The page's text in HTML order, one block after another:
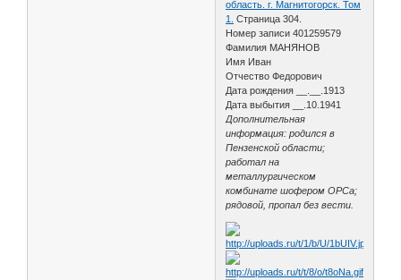
область. г. Магнитогорск. Том
1.
Страница 304.
Номер записи 401259579
Фамилия МАНЯНОВ
Имя Иван
Отчество Федорович
Дата рождения __.__.1913
Дата выбытия __.10.1941
Дополнительная
информация: родился в
Пензенской области;
работал на
металлургическом
комбинате шофером ОРСа;
рядовой, пропал без вести.